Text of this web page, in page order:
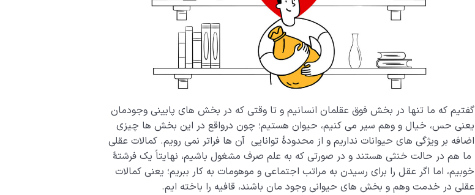
گفتیم که ما تنها در بخش فوق عقلمان انسانیم و تا وقتی که در بخش های پایینی وجودمان
یعنی حس، خیال و وهم سیر می کنیم، حیوان هستیم؛ چون درواقع در این بخش ها چیزی
اضافه بر ویژگی های حیوانات نداریم و از محدودۀ توانایی آن ها فراتر نمی رویم. کمالات عقلی
ما هم در حالت خنثی هستند و در صورتی که به علم صرف مشغول باشیم، نهایتاً یک فرشتۀ
خوبیم، اما اگر عقل را برای رسیدن به مراتب اجتماعی و موهومات به کار ببریم؛ یعنی کمالات
عقلی در خدمت وهم و بخش های حیوانی وجود مان باشند، قافیه را باخته ایم.